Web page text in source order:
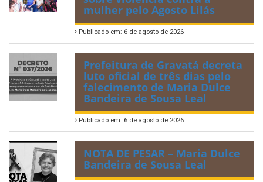
mulher pelo Agosto Lilás
Publicado em: 6 de agosto de 2026
Prefeitura de Gravatá decreta
luto oficial de três dias pelo
falecimento de Maria Dulce
Bandeira de Sousa Leal
Publicado em: 6 de agosto de 2026
NOTA DE PESAR – Maria Dulce
Bandeira de Sousa Leal